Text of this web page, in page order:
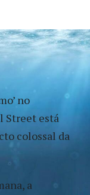
no
Street está
colossal da
a